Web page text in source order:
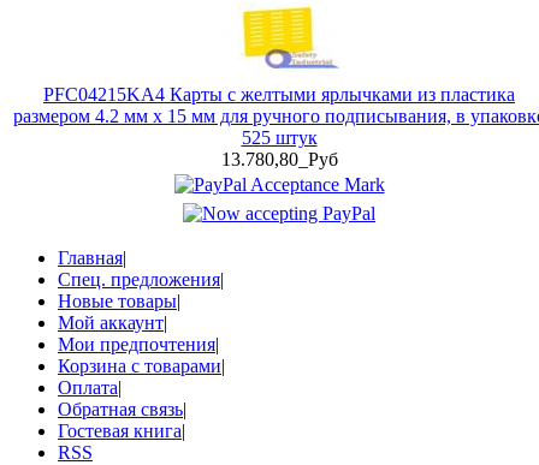
PFC04215KA4 Карты с желтыми ярлычками из пластика
размером 4.2 мм x 15 мм для ручного подписывания, в
525 штук
13.780,80_Руб
Главная|
Спец. предложения|
Новые товары|
Мой аккаунт|
Мои предпочтения|
Корзина с товарами|
Оплата|
Обратная связь|
Гостевая книга|
RSS